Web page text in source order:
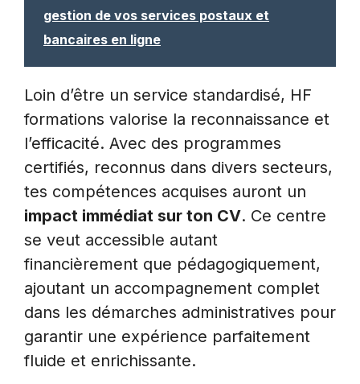
gestion de vos services postaux et
bancaires en ligne
Loin d’être un service standardisé, HF
formations valorise la reconnaissance et
l’efficacité. Avec des programmes
certifiés, reconnus dans divers secteurs,
tes compétences acquises auront un
impact immédiat sur ton CV. Ce centre
se veut accessible autant
financièrement que pédagogiquement,
ajoutant un accompagnement complet
dans les démarches administratives pour
garantir une expérience parfaitement
fluide et enrichissante.